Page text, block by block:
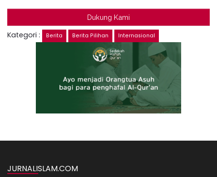
Dukung Kami
Kategori : Berita Berita Pilihan Internasional
JURNALISLAM.COM